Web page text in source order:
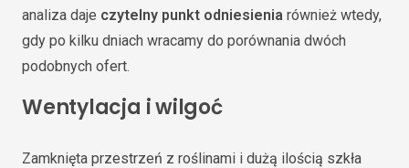
analiza daje czytelny punkt odniesienia również wtedy,
gdy po kilku dniach wracamy do porównania dwóch
podobnych ofert.
Wentylacja i wilgoć
Zamknięta przestrzeń z roślinami i dużą ilością szkła